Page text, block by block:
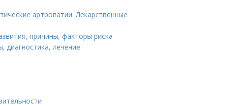
артропатии. Лекарственные
причины, факторы риска
диагностика, лечение